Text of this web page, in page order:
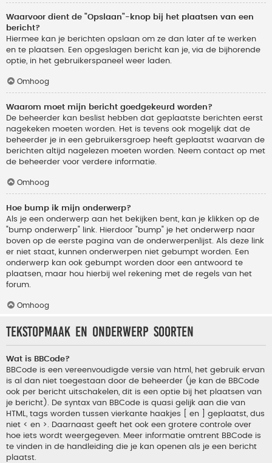
Waarvoor dient de "Opslaan"-knop bij het plaatsen van een
bericht?
Hiermee kan je berichten opslaan om ze dan later af te werken
en te plaatsen. Een opgeslagen bericht kan je, via de bijhorende
optie, in het gebruikerspaneel weer laden.
Omhoog
Waarom moet mijn bericht goedgekeurd worden?
De beheerder kan beslist hebben dat geplaatste berichten eerst
nagekeken moeten worden. Het is tevens ook mogelijk dat de
beheerder je in een gebruikersgroep heeft geplaatst waarvan de
berichten altijd nagelezen moeten worden. Neem contact op met
de beheerder voor verdere informatie.
Omhoog
Hoe bump ik mijn onderwerp?
Als je een onderwerp aan het bekijken bent, kan je klikken op de
"bump onderwerp" link. Hierdoor "bump" je het onderwerp naar
boven op de eerste pagina van de onderwerpenlijst. Als deze link
er niet staat, kunnen onderwerpen niet gebumpt worden. Een
onderwerp kan ook gebumpt worden door een antwoord te
plaatsen, maar hou hierbij wel rekening met de regels van het
forum.
Omhoog
Tekstopmaak en onderwerp soorten
Wat is BBCode?
BBCode is een vereenvoudigde versie van html, het gebruik ervan
is al dan niet toegestaan door de beheerder (je kan de BBCode
ook per bericht uitschakelen, dit is een optie bij het plaatsen van
je bericht). De syntax van BBCode is quasi gelijk aan die van
HTML, tags worden tussen vierkante haakjes [ en ] geplaatst, dus
niet < en >. Daarnaast geeft het ook een grotere controle over
hoe iets wordt weergegeven. Meer informatie omtrent BBCode is
te vinden in de handleiding die je kan openen als je een bericht
plaatst.